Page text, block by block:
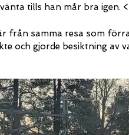
tills han mår bra igen.
från samma resa som
och gjorde besiktning av